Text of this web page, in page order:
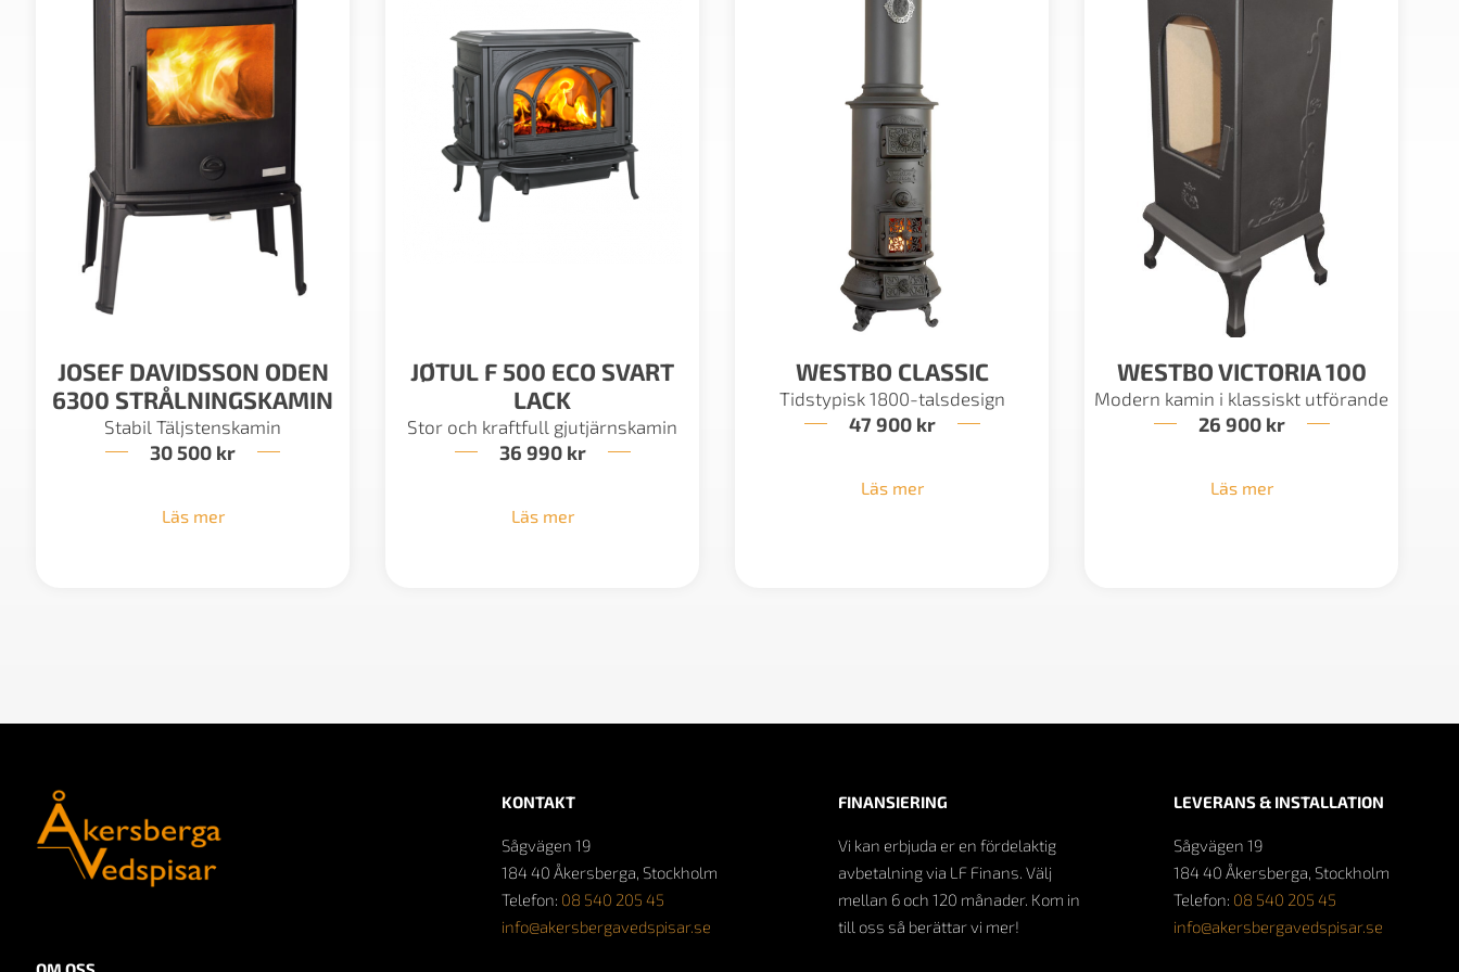
JOSEF DAVIDSSON ODEN
6300 STRÅLNINGSKAMIN
Stabil Täljstenskamin
30 500 kr
Läs mer
JØTUL F 500 ECO SVART
LACK
Stor och kraftfull gjutjärnskamin
36 990 kr
Läs mer
WESTBO CLASSIC
Tidstypisk 1800-talsdesign
47 900 kr
Läs mer
WESTBO VICTORIA 100
Modern kamin i klassiskt utförande
26 900 kr
Läs mer
KONTAKT
Sågvägen 19
184 40 Åkersberga, Stockholm
Telefon: 08 540 205 45
info@akersbergavedspisar.se
FINANSIERING
Vi kan erbjuda er en fördelaktig
avbetalning via LF Finans. Välj
mellan 6 och 120 månader. Kom in
till oss så berättar vi mer!
LEVERANS & INSTALLATION
Sågvägen 19
184 40 Åkersberga, Stockholm
Telefon: 08 540 205 45
info@akersbergavedspisar.se